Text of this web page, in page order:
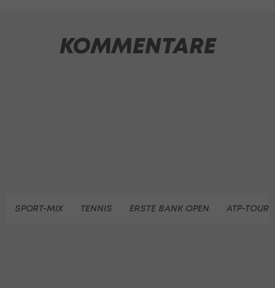
KOMMENTARE
SPORT-MIX TENNIS ERSTE BANK OPEN ATP-TOUR